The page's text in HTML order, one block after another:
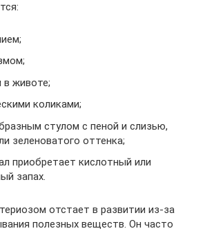
в животе;
коликами;
стулом с пеной и слизью,
зеленоватого оттенка;
приобретает кислотный или
запах.
отстает в развитии из-за
полезных веществ. Он часто